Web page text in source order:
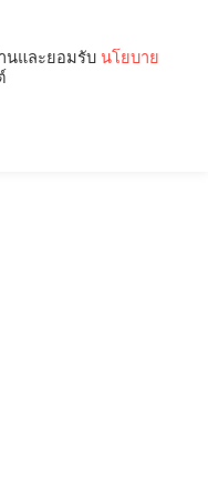
นและยอมรับ นโยบาย